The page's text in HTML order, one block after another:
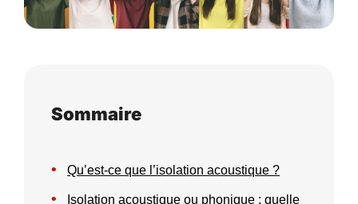
Sommaire
• Qu’est-ce que l’isolation acoustique ?
•
Isolation acoustique ou phonique : quelle